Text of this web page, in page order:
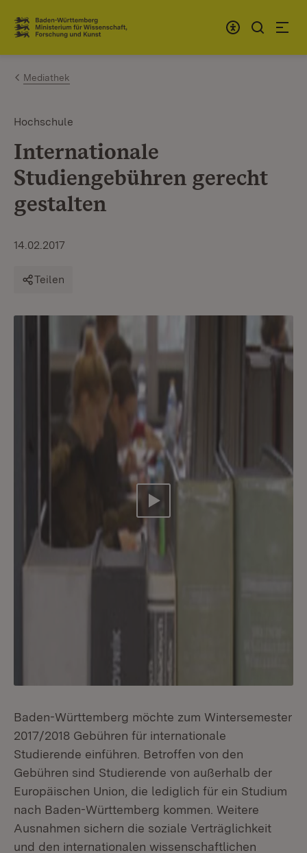
Zum Inhalt springen
Link zur Startseite
Mediathek
Hochschule
Internationale
Studiengebühren gerecht
gestalten
14.02.2017
Teilen
Video abspielen
Baden-Württemberg möchte zum Wintersemester
2017/2018 Gebühren für internationale
Studierende einführen. Betroffen von den
Gebühren sind Studierende von außerhalb der
Europäischen Union, die lediglich für ein Studium
nach Baden-Württemberg kommen. Weitere
Ausnahmen sichern die soziale Verträglichkeit
und den internationalen wissenschaftlichen